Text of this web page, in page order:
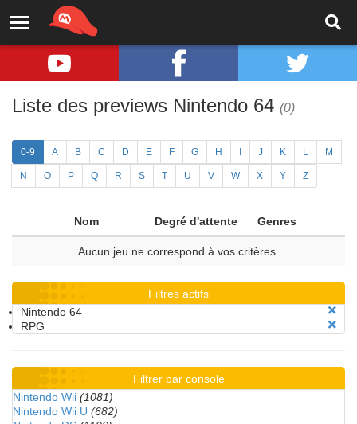
Liste des previews Nintendo 64 (0)
0-9 A B C D E F G H J K L M
N O P Q R S T U V W X Y Z
Nom Degré d'attente Genres
Aucun jeu ne correspond à vos critères.
Filtres actifs
Nintendo 64
RPG
Filtrer par console
Nintendo Wii (1081)
Nintendo Wii U (682)